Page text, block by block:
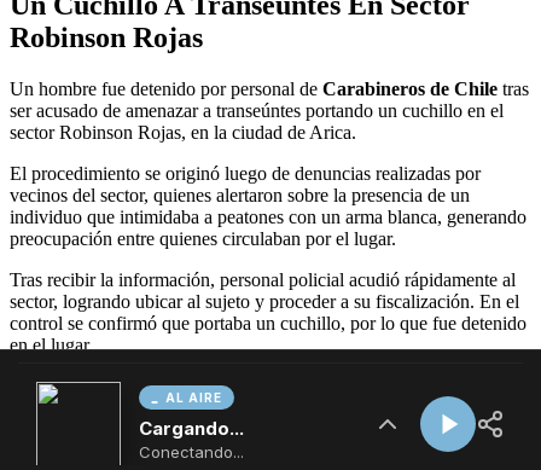
AL AIRE
Cargando...
Conectando...